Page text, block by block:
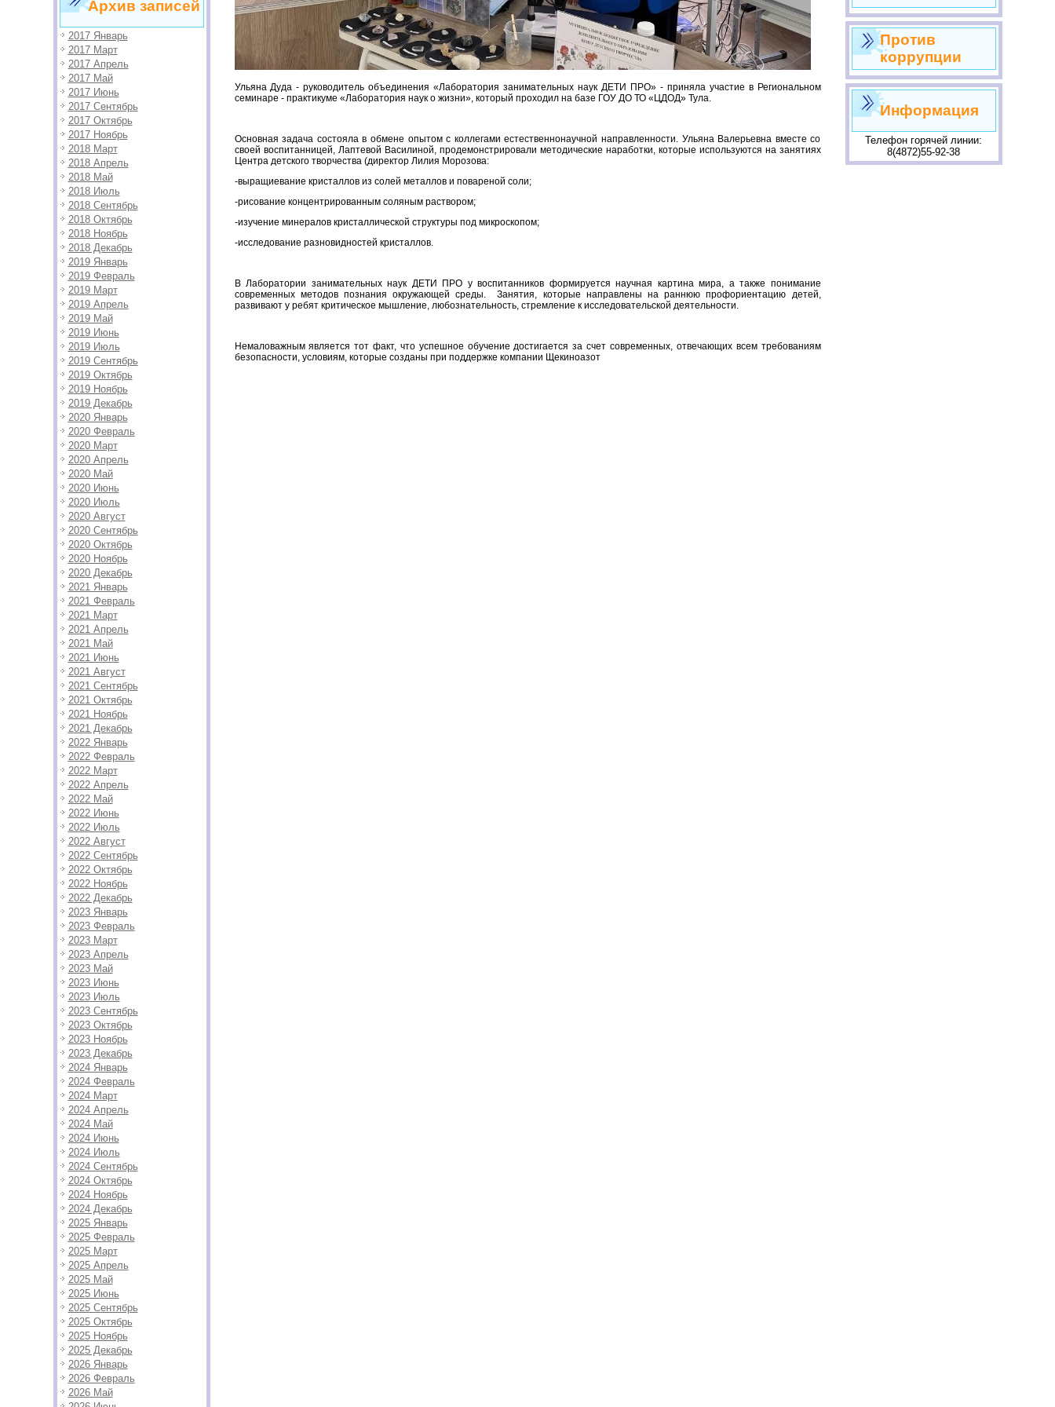
Архив записей
2017 Январь
2017 Март
2017 Апрель
2017 Май
2017 Июнь
2017 Сентябрь
2017 Октябрь
2017 Ноябрь
2018 Март
2018 Апрель
2018 Май
2018 Июль
2018 Сентябрь
2018 Октябрь
2018 Ноябрь
2018 Декабрь
2019 Январь
2019 Февраль
2019 Март
2019 Апрель
2019 Май
2019 Июнь
2019 Июль
2019 Сентябрь
2019 Октябрь
2019 Ноябрь
2019 Декабрь
2020 Январь
2020 Февраль
2020 Март
2020 Апрель
2020 Май
2020 Июнь
2020 Июль
2020 Август
2020 Сентябрь
2020 Октябрь
2020 Ноябрь
2020 Декабрь
2021 Январь
2021 Февраль
2021 Март
2021 Апрель
2021 Май
2021 Июнь
2021 Август
2021 Сентябрь
2021 Октябрь
2021 Ноябрь
2021 Декабрь
2022 Январь
2022 Февраль
2022 Март
2022 Апрель
2022 Май
2022 Июнь
2022 Июль
2022 Август
2022 Сентябрь
2022 Октябрь
2022 Ноябрь
2022 Декабрь
2023 Январь
2023 Февраль
2023 Март
2023 Апрель
2023 Май
2023 Июнь
2023 Июль
2023 Сентябрь
2023 Октябрь
2023 Ноябрь
2023 Декабрь
2024 Январь
2024 Февраль
2024 Март
2024 Апрель
2024 Май
2024 Июнь
2024 Июль
2024 Сентябрь
2024 Октябрь
2024 Ноябрь
2024 Декабрь
2025 Январь
2025 Февраль
2025 Март
2025 Апрель
2025 Май
2025 Июнь
2025 Сентябрь
2025 Октябрь
2025 Ноябрь
2025 Декабрь
2026 Январь
2026 Февраль
2026 Май
Ульяна Дуда - руководитель объединения «Лаборатория занимательных наук ДЕТИ ПРО» - приняла участие в Региональном
семинаре - практикуме «Лаборатория наук о жизни», который проходил на базе ГОУ ДО ТО «ЦДОД» Тула.
Основная задача состояла в обмене опытом с коллегами естественнонаучной направленности. Ульяна Валерьевна вместе со
своей воспитанницей, Лаптевой Василиной, продемонстрировали методические наработки, которые используются на занятиях
Центра детского творчества (директор Лилия Морозова:
-выращиевание кристаллов из солей металлов и повареной соли;
-рисование концентрированным соляным раствором;
-изучение минералов кристаллической структуры под микроскопом;
-исследование разновидностей кристаллов.
В Лаборатории занимательных наук ДЕТИ ПРО у воспитанников формируется научная картина мира, а также понимание
современных методов познания окружающей среды. Занятия, которые направлены на раннюю профориентацию детей,
развивают у ребят критическое мышление, любознательность, стремление к исследовательской деятельности.
Немаловажным является тот факт, что успешное обучение достигается за счет современных, отвечающих всем требованиям
безопасности, условиям, которые созданы при поддержке компании Щекиноазот
Против
коррупции
Информация
Телефон горячей линии:
8(4872)55-92-38